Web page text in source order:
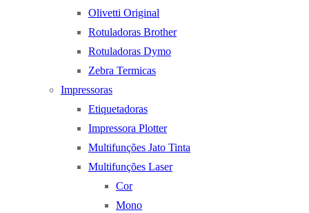
Olivetti Original
Rotuladoras Brother
Rotuladoras Dymo
Zebra Termicas
Impressoras
Etiquetadoras
Impressora Plotter
Multifunções Jato Tinta
Multifunções Laser
Cor
Mono